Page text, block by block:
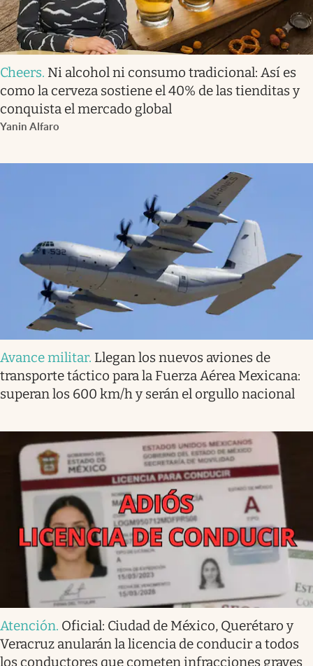
Cheers. Ni alcohol ni consumo tradicional: Así es
como la cerveza sostiene el 40% de las tienditas y
conquista el mercado global
Yanin Alfaro
Avance militar. Llegan los nuevos aviones de
transporte táctico para la Fuerza Aérea Mexicana:
superan los 600 km/h y serán el orgullo nacional
Atención. Oficial: Ciudad de México, Querétaro y
Veracruz anularán la licencia de conducir a todos
los conductores que cometen infracciones graves